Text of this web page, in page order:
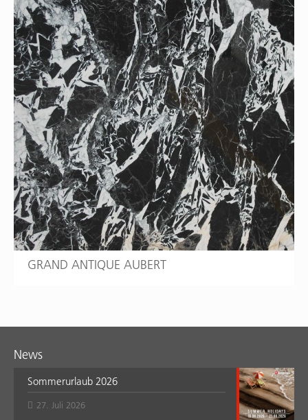
GRAND ANTIQUE AUBERT
News
Sommerurlaub 2026
27. Juli 2026